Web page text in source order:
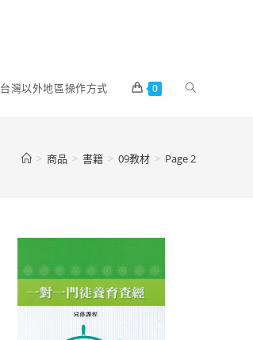
台灣以外地區操作方式 0
> 商品 > 書籍 > 09教材 > Page 2